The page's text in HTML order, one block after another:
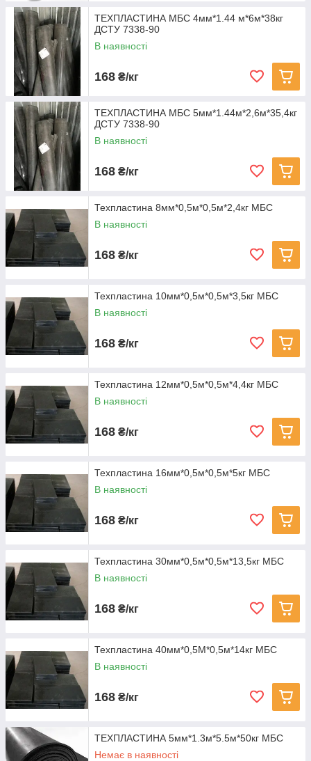
ТЕХПЛАСТИНА МБС 4мм*1.44 м*6м*38кг
ДСТУ 7338-90
В наявності
168 ₴/кг
ТЕХПЛАСТИНА МБС 5мм*1.44м*2,6м*35,4кг
ДСТУ 7338-90
В наявності
168 ₴/кг
Техпластина 8мм*0,5м*0,5м*2,4кг МБС
В наявності
168 ₴/кг
Техпластина 10мм*0,5м*0,5м*3,5кг МБС
В наявності
168 ₴/кг
Техпластина 12мм*0,5м*0,5м*4,4кг МБС
В наявності
168 ₴/кг
Техпластина 16мм*0,5м*0,5м*5кг МБС
В наявності
168 ₴/кг
Техпластина 30мм*0,5м*0,5м*13,5кг МБС
В наявності
168 ₴/кг
Техпластина 40мм*0,5М*0,5м*14кг МБС
В наявності
168 ₴/кг
ТЕХПЛАСТИНА 5мм*1.3м*5.5м*50кг МБС
Немає в наявності